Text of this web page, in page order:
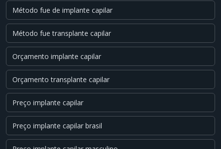
Método fue de implante capilar
Método fue transplante capilar
Orçamento implante capilar
Orçamento transplante capilar
Preço implante capilar
Preço implante capilar brasil